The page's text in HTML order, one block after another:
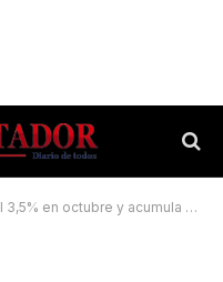
y acumula el 39,2% en lo que va del año